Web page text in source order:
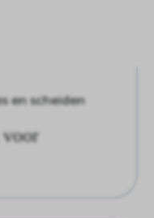
en scheiden
voor